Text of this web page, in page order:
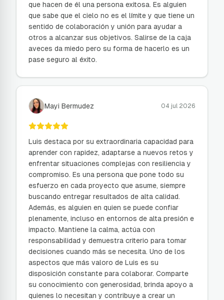
que hacen de él una persona exitosa. Es alguien
que sabe que el cielo no es el límite y que tiene un
sentido de colaboración y unión para ayudar a
otros a alcanzar sus objetivos. Salirse de la caja
aveces da miedo pero su forma de hacerlo es un
pase seguro al éxito.
Mayi Bermudez 04 jul 2026
Luis destaca por su extraordinaria capacidad para
aprender con rapidez, adaptarse a nuevos retos y
enfrentar situaciones complejas con resiliencia y
compromiso. Es una persona que pone todo su
esfuerzo en cada proyecto que asume, siempre
buscando entregar resultados de alta calidad.
Además, es alguien en quien se puede confiar
plenamente, incluso en entornos de alta presión e
impacto. Mantiene la calma, actúa con
responsabilidad y demuestra criterio para tomar
decisiones cuando más se necesita. Uno de los
aspectos que más valoro de Luis es su
disposición constante para colaborar. Comparte
su conocimiento con generosidad, brinda apoyo a
quienes lo necesitan y contribuye a crear un